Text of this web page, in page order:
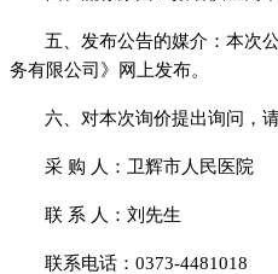
五、发布公告的媒介：本次
务有限公司》网上发布。
六、对本次询价提出询问，
采 购 人：卫辉市人民医院
联 系 人：刘先生
联系电话： 0373-4481018